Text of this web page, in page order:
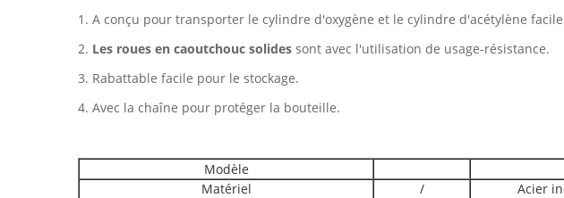
1. A conçu pour transporter le cylindre d'oxygène et le cylindre d'acétylène
2. Les roues en caoutchouc solides sont avec l'utilisation de usage-résistance.
3. Rabattable facile pour le stockage.
4. Avec la chaîne pour protéger la bouteille.
Modèle
Matériel
/
Acier